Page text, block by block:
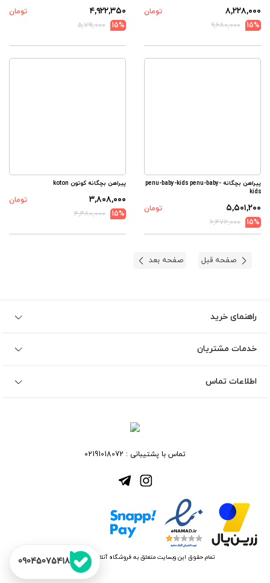
09045075418
۸,۲۲۸,۰۰۰
تومان
15%
۹,۶۸۰,۰۰۰
۴,۹۲۲,۳۵۰
تومان
15%
۵,۷۹۱,۰۰۰
پیراهن بچگانه penu-baby-kids penu-baby-
kids
۵,۵۰۱,۲۰۰
تومان
15%
۶,۴۷۲,۰۰۰
پیراهن بچگانه کوتون koton
۳,۸۰۸,۰۰۰
تومان
15%
۴,۴۸۰,۰۰۰
صفحه قبل صفحه بعد
راهنمای خرید
خدمات مشتریان
اطلاعات تماس
تماس با پشتیبانی : 02191018072
تمام حقوق این وبسایت متعلق به فروشگاه آنلاین نیلتو می باشد